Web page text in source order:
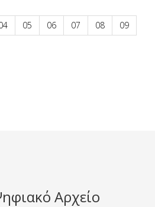
05 06 07 08
09
Αρχείο